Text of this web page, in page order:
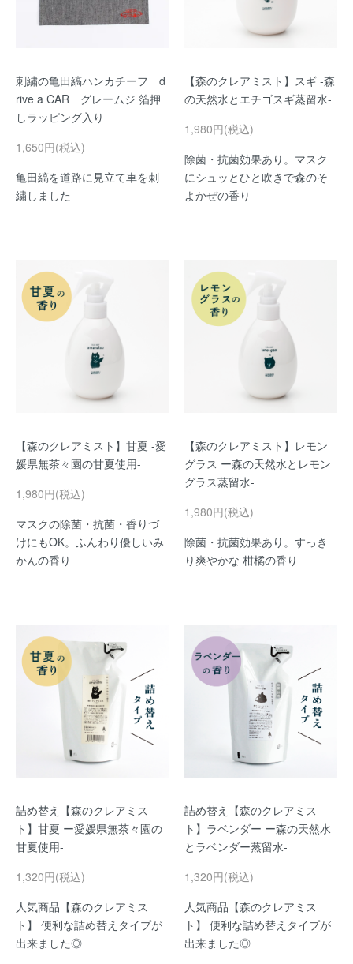
刺繍の亀田縞ハンカチーフ d
rive a CAR グレームジ 箔押
しラッピング入り
1,650円(税込)
亀田縞を道路に見立て車を刺
繍しました
【森のクレアミスト】スギ -森
の天然水とエチゴスギ蒸留水-
1,980円(税込)
除菌・抗菌効果あり。マスク
にシュッとひと吹きで森のそ
よかぜの香り
【森のクレアミスト】甘夏 -愛
媛県無茶々園の甘夏使用-
1,980円(税込)
マスクの除菌・抗菌・香りづ
けにもOK。ふんわり優しいみ
かんの香り
【森のクレアミスト】レモン
グラス ー森の天然水とレモン
グラス蒸留水-
1,980円(税込)
除菌・抗菌効果あり。すっき
り爽やかな 柑橘の香り
詰め替え【森のクレアミス
ト】甘夏 ー愛媛県無茶々園の
甘夏使用-
1,320円(税込)
人気商品【森のクレアミス
ト】 便利な詰め替えタイプが
出来ました◎
詰め替え【森のクレアミス
ト】ラベンダー ー森の天然水
とラベンダー蒸留水-
1,320円(税込)
人気商品【森のクレアミス
ト】 便利な詰め替えタイプが
出来ました◎